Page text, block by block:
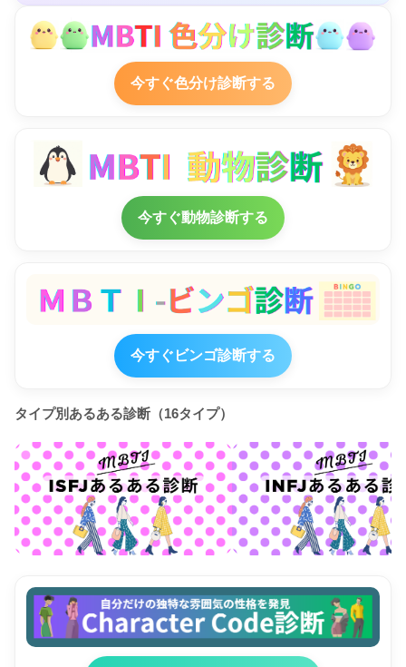
今すぐ色分け診断する
今すぐ動物診断する
今すぐビンゴ診断する
タイプ別あるある診断（16タイプ）